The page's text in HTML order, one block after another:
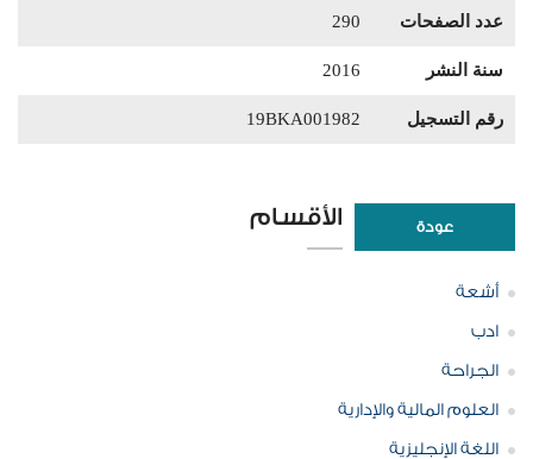
عدد الصفحات 290
سنة النشر 2016
رقم التسجيل 19BKA001982
عودة الأقسام
أشعة
ادب
الجراحة
العلوم المالية والإدارية
اللغة الإنجليزية